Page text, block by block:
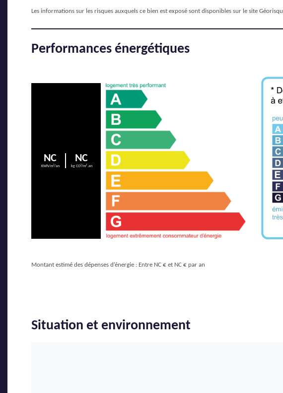
Les informations sur les risques auxquels ce bien est exposé sont disponibles sur le site
Performances énergétiques
NC
KWh/m²/an
NC
kg CO²/m².an
Montant estimé des dépenses d’énergie : Entre NC € et NC € par an
Situation et environnement